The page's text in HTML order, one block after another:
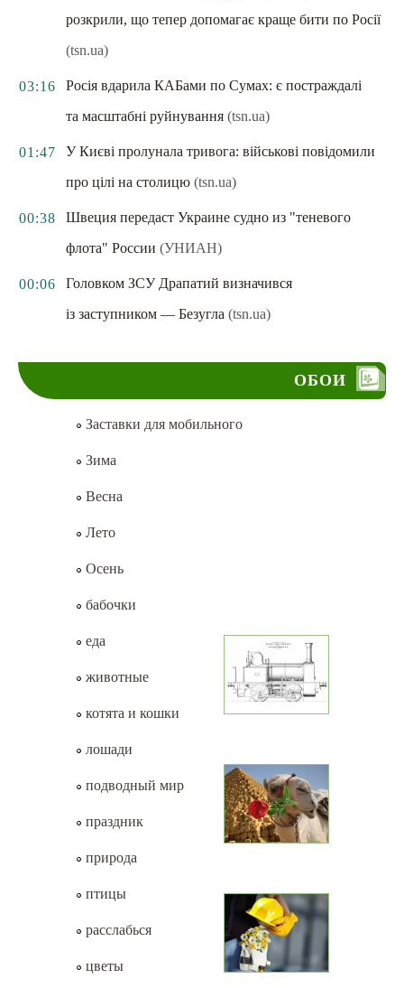
розкрили, що тепер допомагає краще бити по Росії
(tsn.ua)
03:16
Росія вдарила КАБами по Сумах: є постраждалі
та масштабні руйнування (tsn.ua)
01:47
У Києві пролунала тривога: військові повідомили
про цілі на столицю (tsn.ua)
00:38
Швеция передаст Украине судно из "теневого
флота" России (УНИАН)
00:06
Головком ЗСУ Драпатий визначився
із заступником — Безугла (tsn.ua)
ОБОИ
Заставки для мобильного
Зима
Весна
Лето
Осень
бабочки
еда
животные
котята и кошки
лошади
подводный мир
праздник
природа
птицы
расслабься
цветы